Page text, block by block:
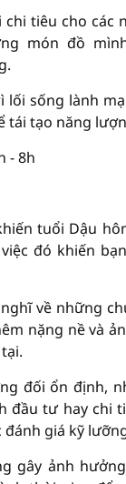
chi tiêu cho các
món đồ
lối sống lành
tái tạo năng
- 8h
tuổi Dậu
đó khiến
về những
nặng nề và
đối ổn định,
đầu tư hay chi
đánh giá kỹ
gây ảnh